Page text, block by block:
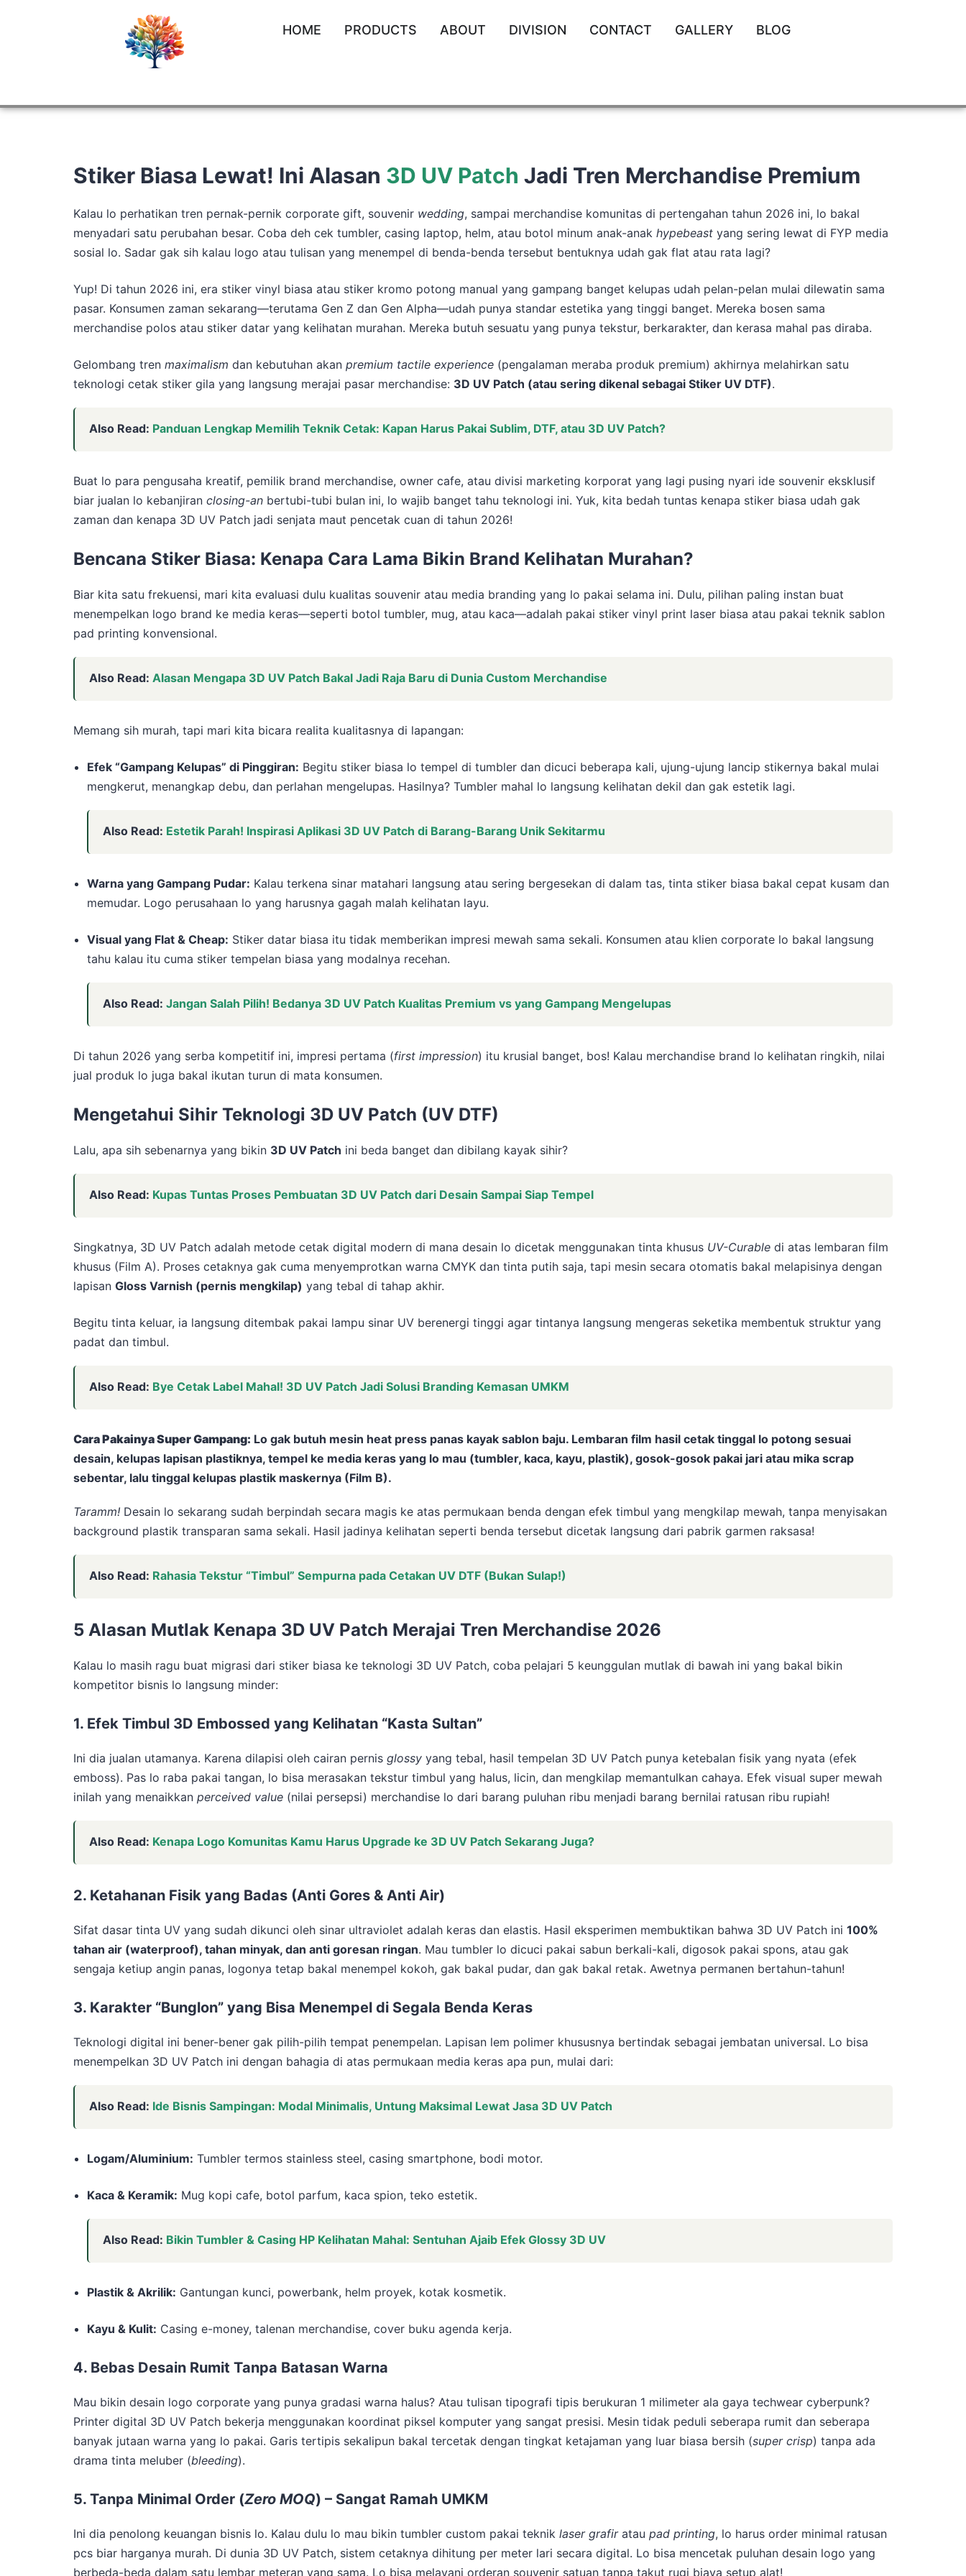
HOME PRODUCTS ABOUT DIVISION CONTACT GALLERY BLOG
Stiker Biasa Lewat! Ini Alasan 3D UV Patch Jadi Tren Merchandise Premium
Kalau lo perhatikan tren pernak-pernik corporate gift, souvenir wedding, sampai merchandise komunitas di pertengahan tahun 2026 ini, lo bakal
menyadari satu perubahan besar. Coba deh cek tumbler, casing laptop, helm, atau botol minum anak-anak hypebeast yang sering lewat di FYP media
sosial lo. Sadar gak sih kalau logo atau tulisan yang menempel di benda-benda tersebut bentuknya udah gak flat atau rata lagi?
Yup! Di tahun 2026 ini, era stiker vinyl biasa atau stiker kromo potong manual yang gampang banget kelupas udah pelan-pelan mulai dilewatin sama
pasar. Konsumen zaman sekarang—terutama Gen Z dan Gen Alpha—udah punya standar estetika yang tinggi banget. Mereka bosen sama
merchandise polos atau stiker datar yang kelihatan murahan. Mereka butuh sesuatu yang punya tekstur, berkarakter, dan kerasa mahal pas diraba.
Gelombang tren maximalism dan kebutuhan akan premium tactile experience (pengalaman meraba produk premium) akhirnya melahirkan satu
teknologi cetak stiker gila yang langsung merajai pasar merchandise: 3D UV Patch (atau sering dikenal sebagai Stiker UV DTF).
Also Read: Panduan Lengkap Memilih Teknik Cetak: Kapan Harus Pakai Sublim, DTF, atau 3D UV Patch?
Buat lo para pengusaha kreatif, pemilik brand merchandise, owner cafe, atau divisi marketing korporat yang lagi pusing nyari ide souvenir eksklusif
biar jualan lo kebanjiran closing-an bertubi-tubi bulan ini, lo wajib banget tahu teknologi ini. Yuk, kita bedah tuntas kenapa stiker biasa udah gak
zaman dan kenapa 3D UV Patch jadi senjata maut pencetak cuan di tahun 2026!
Bencana Stiker Biasa: Kenapa Cara Lama Bikin Brand Kelihatan Murahan?
Biar kita satu frekuensi, mari kita evaluasi dulu kualitas souvenir atau media branding yang lo pakai selama ini. Dulu, pilihan paling instan buat
menempelkan logo brand ke media keras—seperti botol tumbler, mug, atau kaca—adalah pakai stiker vinyl print laser biasa atau pakai teknik sablon
pad printing konvensional.
Also Read: Alasan Mengapa 3D UV Patch Bakal Jadi Raja Baru di Dunia Custom Merchandise
Memang sih murah, tapi mari kita bicara realita kualitasnya di lapangan:
Efek “Gampang Kelupas” di Pinggiran: Begitu stiker biasa lo tempel di tumbler dan dicuci beberapa kali, ujung-ujung lancip stikernya bakal mulai
mengkerut, menangkap debu, dan perlahan mengelupas. Hasilnya? Tumbler mahal lo langsung kelihatan dekil dan gak estetik lagi.
Also Read: Estetik Parah! Inspirasi Aplikasi 3D UV Patch di Barang-Barang Unik Sekitarmu
Warna yang Gampang Pudar: Kalau terkena sinar matahari langsung atau sering bergesekan di dalam tas, tinta stiker biasa bakal cepat kusam dan
memudar. Logo perusahaan lo yang harusnya gagah malah kelihatan layu.
Visual yang Flat & Cheap: Stiker datar biasa itu tidak memberikan impresi mewah sama sekali. Konsumen atau klien corporate lo bakal langsung
tahu kalau itu cuma stiker tempelan biasa yang modalnya recehan.
Also Read:Jangan Salah Pilih! Bedanya 3D UV Patch Kualitas Premium vs yang Gampang Mengelupas
Di tahun 2026 yang serba kompetitif ini, impresi pertama (first impression) itu krusial banget, bos! Kalau merchandise brand lo kelihatan ringkih, nilai
jual produk lo juga bakal ikutan turun di mata konsumen.
Mengetahui Sihir Teknologi 3D UV Patch (UV DTF)
Lalu, apa sih sebenarnya yang bikin 3D UV Patch ini beda banget dan dibilang kayak sihir?
Also Read: Kupas Tuntas Proses Pembuatan 3D UV Patch dari Desain Sampai Siap Tempel
Singkatnya, 3D UV Patch adalah metode cetak digital modern di mana desain lo dicetak menggunakan tinta khusus UV-Curable di atas lembaran film
khusus (Film A). Proses cetaknya gak cuma menyemprotkan warna CMYK dan tinta putih saja, tapi mesin secara otomatis bakal melapisinya dengan
lapisan Gloss Varnish (pernis mengkilap) yang tebal di tahap akhir.
Begitu tinta keluar, ia langsung ditembak pakai lampu sinar UV berenergi tinggi agar tintanya langsung mengeras seketika membentuk struktur yang
padat dan timbul.
Also Read: Bye Cetak Label Mahal! 3D UV Patch Jadi Solusi Branding Kemasan UMKM
Cara Pakainya Super Gampang: Lo gak butuh mesin heat press panas kayak sablon baju. Lembaran film hasil cetak tinggal lo potong sesuai
desain, kelupas lapisan plastiknya, tempel ke media keras yang lo mau (tumbler, kaca, kayu, plastik), gosok-gosok pakai jari atau mika scrap
sebentar, lalu tinggal kelupas plastik maskernya (Film B).
Taramm! Desain lo sekarang sudah berpindah secara magis ke atas permukaan benda dengan efek timbul yang mengkilap mewah, tanpa menyisakan
background plastik transparan sama sekali. Hasil jadinya kelihatan seperti benda tersebut dicetak langsung dari pabrik garmen raksasa!
Also Read: Rahasia Tekstur “Timbul” Sempurna pada Cetakan UV DTF (Bukan Sulap!)
5 Alasan Mutlak Kenapa 3D UV Patch Merajai Tren Merchandise 2026
Kalau lo masih ragu buat migrasi dari stiker biasa ke teknologi 3D UV Patch, coba pelajari 5 keunggulan mutlak di bawah ini yang bakal bikin
kompetitor bisnis lo langsung minder:
1. Efek Timbul 3D Embossed yang Kelihatan “Kasta Sultan”
Ini dia jualan utamanya. Karena dilapisi oleh cairan pernis glossy yang tebal, hasil tempelan 3D UV Patch punya ketebalan fisik yang nyata (efek
emboss). Pas lo raba pakai tangan, lo bisa merasakan tekstur timbul yang halus, licin, dan mengkilap memantulkan cahaya. Efek visual super mewah
inilah yang menaikkan perceived value (nilai persepsi) merchandise lo dari barang puluhan ribu menjadi barang bernilai ratusan ribu rupiah!
Also Read: Kenapa Logo Komunitas Kamu Harus Upgrade ke 3D UV Patch Sekarang Juga?
2. Ketahanan Fisik yang Badas (Anti Gores & Anti Air)
Sifat dasar tinta UV yang sudah dikunci oleh sinar ultraviolet adalah keras dan elastis. Hasil eksperimen membuktikan bahwa 3D UV Patch ini 100%
tahan air (waterproof), tahan minyak, dan anti goresan ringan. Mau tumbler lo dicuci pakai sabun berkali-kali, digosok pakai spons, atau gak
sengaja ketiup angin panas, logonya tetap bakal menempel kokoh, gak bakal pudar, dan gak bakal retak. Awetnya permanen bertahun-tahun!
3. Karakter “Bunglon” yang Bisa Menempel di Segala Benda Keras
Teknologi digital ini bener-bener gak pilih-pilih tempat penempelan. Lapisan lem polimer khususnya bertindak sebagai jembatan universal. Lo bisa
menempelkan 3D UV Patch ini dengan bahagia di atas permukaan media keras apa pun, mulai dari:
Also Read: Ide Bisnis Sampingan: Modal Minimalis, Untung Maksimal Lewat Jasa 3D UV Patch
Logam/Aluminium: Tumbler termos stainless steel, casing smartphone, bodi motor.
Kaca & Keramik: Mug kopi cafe, botol parfum, kaca spion, teko estetik.
Also Read: Bikin Tumbler & Casing HP Kelihatan Mahal: Sentuhan Ajaib Efek Glossy 3D UV
Plastik & Akrilik: Gantungan kunci, powerbank, helm proyek, kotak kosmetik.
Kayu & Kulit: Casing e-money, talenan merchandise, cover buku agenda kerja.
4. Bebas Desain Rumit Tanpa Batasan Warna
Mau bikin desain logo corporate yang punya gradasi warna halus? Atau tulisan tipografi tipis berukuran 1 milimeter ala gaya techwear cyberpunk?
Printer digital 3D UV Patch bekerja menggunakan koordinat piksel komputer yang sangat presisi. Mesin tidak peduli seberapa rumit dan seberapa
banyak jutaan warna yang lo pakai. Garis tertipis sekalipun bakal tercetak dengan tingkat ketajaman yang luar biasa bersih (super crisp) tanpa ada
drama tinta meluber (bleeding).
5. Tanpa Minimal Order (Zero MOQ) – Sangat Ramah UMKM
Ini dia penolong keuangan bisnis lo. Kalau dulu lo mau bikin tumbler custom pakai teknik laser grafiratau pad printing, lo harus order minimal ratusan
pcs biar harganya murah. Di dunia 3D UV Patch, sistem cetaknya dihitung per meter lari secara digital. Lo bisa mencetak puluhan desain logo yang
berbeda-beda dalam satu lembar meteran yang sama. Lo bisa melayani orderan souvenir satuan tanpa takut rugi biaya setup alat!